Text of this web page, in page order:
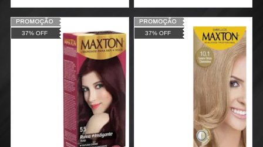
Varejo:
Atacado: R$ 2.550,90 (Apenas
Revendedor)
R$ 255,09
COSMÉTICOS
COMPRAR
Varejo: R$ 4.050,70
Atacado: R$ 2.550,90 (Apenas
Revendedor)
R$ 255,09
COSMÉTICOS
COMPRAR
37% OFF 37% OFF